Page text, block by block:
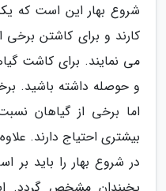
شروع بهار این است که
کارند و برای کاشتن
می نمایند. برای کاشت
و حوصله داشته باشید.
اما برخی از گیاهان
بیشتری احتیاج دارند.
در شروع بهار را باید